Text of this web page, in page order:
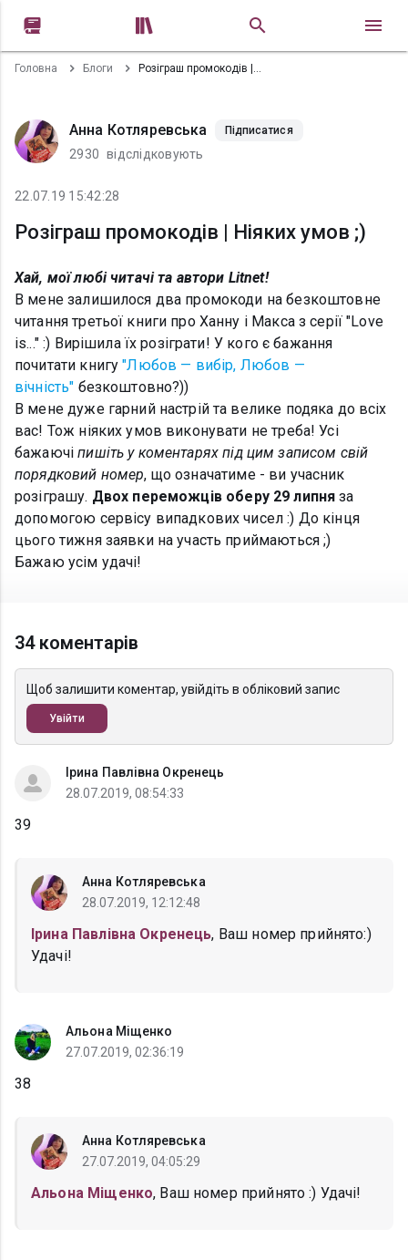
 
Головна Блоги Розіграш промокодів | Ніяких умов ;)
Анна Котляревська Підписатися
2930 відслідковують
22.07.19 15:42:28
Розіграш промокодів | Ніяких умов ;)
Хай, мої любі читачі та автори Litnet!
В мене залишилося два промокоди на безкоштовне
читання третьої книги про Ханну і Макса з серії "Love
is..." :) Вирішила їх розіграти! У кого є бажання
почитати книгу"Любов — вибір, Любов —
вічність" безкоштовно?))
В мене дуже гарний настрій та велике подяка до всіх
вас! Тож ніяких умов виконувати не треба! Усі
бажаючіпишіть у коментарях під цим записом свій
порядковий номер, що означатиме - ви учасник
розіграшу. Двох переможців оберу 29 липня за
допомогою сервісу випадкових чисел :) До кінця
цього тижня заявки на участь приймаються ;)
Бажаю усім удачі!
34 коментарів
Щоб залишити коментар, увійдіть в обліковий запис
Увійти
Ірина Павлівна Окренець
28.07.2019, 08:54:33
39
Анна Котляревська
28.07.2019, 12:12:48
Ірина Павлівна Окренець, Ваш номер прийнято:)
Удачі!
Альона Міщенко
27.07.2019, 02:36:19
38
Анна Котляревська
27.07.2019, 04:05:29
Альона Міщенко, Ваш номер прийнято :) Удачі!